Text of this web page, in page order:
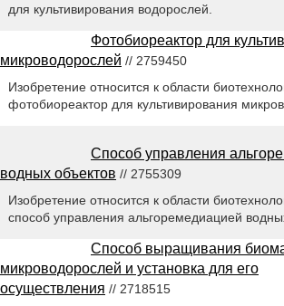
для культивирования водорослей.
Фотобиореактор для
микроводорослей // 2759450
Изобретение относится к области
фотобиореактор для культивирования
Способ управления
водных объектов // 2755309
Изобретение относится к области
способ управления альгоремедиацией
Способ выращивания
микроводорослей и установка для его
осуществления // 2718515